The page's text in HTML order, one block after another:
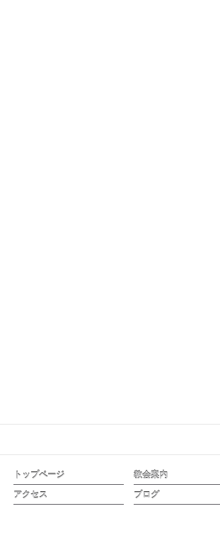
トップページ 教会案内
アクセス
ブログ